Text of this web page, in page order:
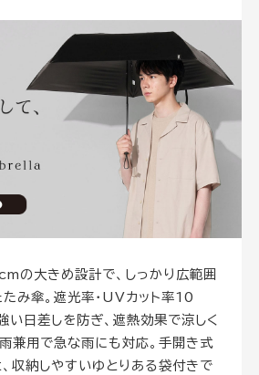
の大きめ設計で、しっかり広範囲
み傘。遮光率・UVカット率10
日差しを防ぎ、遮熱効果で涼しく
兼用で急な雨にも対応。手開き式
収納しやすいゆとりある袋付きで